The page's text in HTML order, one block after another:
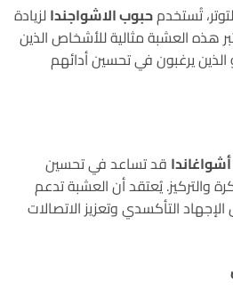
تُستخدمحبوب الاشواجندالزيادة
هذه العشبة مثالية للأشخاص الذين
يرغبون في تحسين أدائهم
أشواغاندا قد تساعد في تحسين
والتركيز. يُعتقد أن العشبة تدعم
التأكسدي وتعزيز الاتصالات